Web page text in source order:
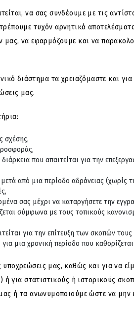
να σας συνδέουμε με τις
τυχόν αρνητικά
μας, να εφαρμόζουμε και να
διάστημα τα χρειαζόμαστε και
μας.
σχέσης,
που απαιτείται για την
από μια περίοδο αδράνειας (χωρίς
σας μέχρι να καταργήσετε την
σύμφωνα με τους τοπικούς
για την επίτευξη των σκοπών τους
μια χρονική περίοδο που
μας, καθώς και για να
για στατιστικούς ή ιστορικούς
ή τα ανωνυμοποιούμε ώστε να μην